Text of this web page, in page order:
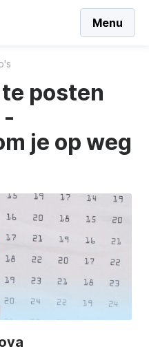
Menu
posten
-
je op weg